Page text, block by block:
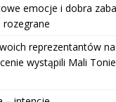
emocje i dobra
rozegrane
reprezentantów
wystąpili Mali